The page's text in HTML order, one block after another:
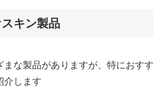
キン製品
まな製品がありますが、特におすす
介します